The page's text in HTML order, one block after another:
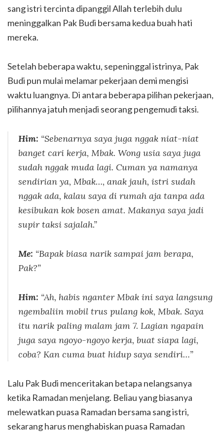
sang istri tercinta dipanggil Allah terlebih dulu
meninggalkan Pak Budi bersama kedua buah hati
mereka.
Setelah beberapa waktu, sepeninggal istrinya, Pak
Budi pun mulai melamar pekerjaan demi mengisi
waktu luangnya. Di antara beberapa pilihan pekerjaan,
pilihannya jatuh menjadi seorang pengemudi taksi.
Him: “Sebenarnya saya juga nggak niat-niat
banget cari kerja, Mbak. Wong usia saya juga
sudah nggak muda lagi. Cuman ya namanya
sendirian ya, Mbak…, anak jauh, istri sudah
nggak ada, kalau saya di rumah aja tanpa ada
kesibukan kok bosen amat. Makanya saya jadi
supir taksi sajalah.”
Me: “Bapak biasa narik sampai jam berapa,
Pak?”
Him: “Ah, habis nganter Mbak ini saya langsung
ngembaliin mobil trus pulang kok, Mbak. Saya
itu narik paling malam jam 7. Lagian ngapain
juga saya ngoyo-ngoyo kerja, buat siapa lagi,
coba? Kan cuma buat hidup saya sendiri…”
Lalu Pak Budi menceritakan betapa nelangsanya
ketika Ramadan menjelang. Beliau yang biasanya
melewatkan puasa Ramadan bersama sang istri,
sekarang harus menghabiskan puasa Ramadan